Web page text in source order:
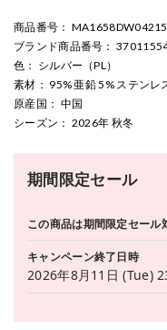
商品番号 ：
ブランド商品番号 ： 37011554
色 ： シルバー（PL）
素材 ： 95% 亜鉛 5% ステンレ
原産国 ： 中国
シーズン ： 2026年 秋冬
期間限定セール
この商品は期間限定セール
キャンペーン終了日時
2026年8月11日 (Tue)